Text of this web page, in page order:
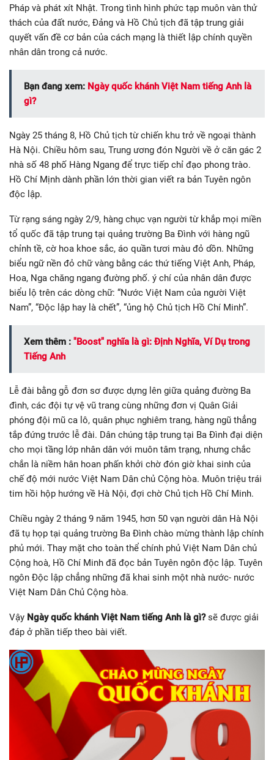
Pháp và phát xít Nhật. Trong tình hình phức tạp muôn vàn thử
thách của đất nước, Đảng và Hồ Chủ tịch đã tập trung giải
quyết vấn đề cơ bản của cách mạng là thiết lập chính quyền
nhân dân trong cả nước.
Bạn đang xem: Ngày quốc khánh Việt Nam tiếng Anh là
gì?
Ngày 25 tháng 8, Hồ Chủ tịch từ chiến khu trở về ngoại thành
Hà Nội. Chiều hôm sau, Trung ương đón Người về ở căn gác 2
nhà số 48 phố Hàng Ngang để trực tiếp chỉ đạo phong trào.
Hồ Chí Mịnh dành phần lớn thời gian viết ra bản Tuyên ngôn
độc lập.
Từ rạng sáng ngày 2/9, hàng chục vạn người từ khắp mọi miền
tổ quốc đã tập trung tại quảng trường Ba Đình với hàng ngũ
chỉnh tề, cờ hoa khoe sắc, áo quần tươi màu đỏ dồn. Những
biểu ngữ nền đỏ chữ vàng bằng các thứ tiếng Việt Anh, Pháp,
Hoa, Nga chăng ngang đường phố. ý chí của nhân dân được
biểu lộ trên các dòng chữ: “Nước Việt Nam của người Việt
Nam”, “Độc lập hay là chết”, “ủng hộ Chủ tịch Hồ Chí Minh”.
Xem thêm : "Boost" nghĩa là gì: Định Nghĩa, Ví Dụ trong
Tiếng Anh
Lễ đài bằng gỗ đơn sơ được dựng lên giữa quảng đường Ba
đình, các đội tự vệ vũ trang cùng những đơn vị Quân Giải
phóng đội mũ ca lô, quân phục nghiêm trang, hàng ngũ thẳng
tắp đứng trước lễ đài. Dân chúng tập trung tại Ba Đình đại diện
cho mọi tầng lớp nhân dân với muôn tâm trạng, nhưng chắc
chắn là niềm hân hoan phấn khởi chờ đón giờ khai sinh của
chế độ mới nước Việt Nam Dân chủ Cộng hòa. Muôn triệu trái
tim hồi hộp hướng về Hà Nội, đợi chờ Chủ tịch Hồ Chí Minh.
Chiều ngày 2 tháng 9 năm 1945, hơn 50 vạn người dân Hà Nội
đã tụ họp tại quảng trường Ba Đình chào mừng thành lập chính
phủ mới. Thay mặt cho toàn thể chính phủ Việt Nam Dân chủ
Cộng hoà, Hồ Chí Minh đã đọc bản Tuyên ngôn độc lập. Tuyên
ngôn Độc lập chẳng những đã khai sinh một nhà nước- nước
Việt Nam Dân Chủ Cộng hòa.
Vậy Ngày quốc khánh Việt Nam tiếng Anh là gì?sẽ được giải
đáp ở phần tiếp theo bài viết.